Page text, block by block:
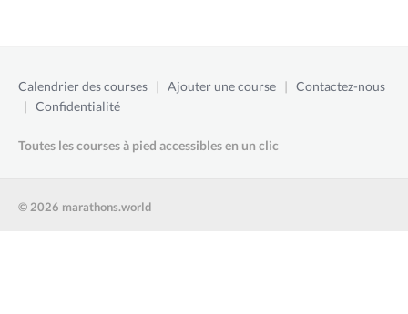
Calendrier des courses | Ajouter une course | Contactez-nous
| Confidentialité
Toutes les courses à pied accessibles en un clic
© 2026 marathons.world